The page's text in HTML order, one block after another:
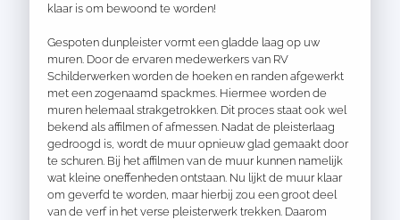
klaar is om bewoond te worden!
Gespoten dunpleister vormt een gladde laag op uw
muren. Door de ervaren medewerkers van RV
Schilderwerken worden de hoeken en randen afgewerkt
met een zogenaamd spackmes. Hiermee worden de
muren helemaal strakgetrokken. Dit proces staat ook wel
bekend als affilmen of afmessen. Nadat de pleisterlaag
gedroogd is, wordt de muur opnieuw glad gemaakt door
te schuren. Bij het affilmen van de muur kunnen namelijk
wat kleine oneffenheden ontstaan. Nu lijkt de muur klaar
om geverfd te worden, maar hierbij zou een groot deel
van de verf in het verse pleisterwerk trekken. Daarom